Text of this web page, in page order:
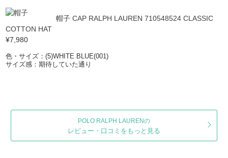
帽子 CAP RALPH LAUREN 710548524 CLASSIC
COTTON HAT
¥7,980
色・サイズ：(5)WHITE BLUE(001)
サイズ感：期待していた通り
POLO RALPH LAURENの
レビュー・口コミをもっと見る